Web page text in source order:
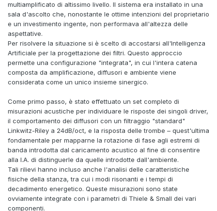
multiamplificato di altissimo livello. Il sistema era installato in una
sala d'ascolto che, nonostante le ottime intenzioni del proprietario
e un investimento ingente, non performava all'altezza delle
aspettative.
Per risolvere la situazione si è scelto di accostarsi all'Intelligenza
Artificiale per la progettazione dei filtri. Questo approccio
permette una configurazione "integrata", in cui l'intera catena
composta da amplificazione, diffusori e ambiente viene
considerata come un unico insieme sinergico.
Come primo passo, è stato effettuato un set completo di
misurazioni acustiche per individuare le risposte dei singoli driver,
il comportamento dei diffusori con un filtraggio "standard"
Linkwitz-Riley a 24dB/oct, e la risposta delle trombe – quest'ultima
fondamentale per mapparne la rotazione di fase agli estremi di
banda introdotta dal caricamento acustico al fine di consentire
alla I.A. di distinguerle da quelle introdotte dall'ambiente.
Tali rilievi hanno incluso anche l'analisi delle caratteristiche
fisiche della stanza, tra cui i modi risonanti e i tempi di
decadimento energetico. Queste misurazioni sono state
ovviamente integrate con i parametri di Thiele & Small dei vari
componenti.